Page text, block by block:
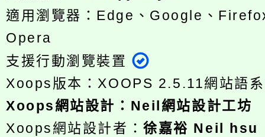
適用瀏覽器：Edge、Google、
Opera
支援行動瀏覽裝置
Xoops版本： XOOPS 2.5.11網站語
Xoops網站設計 ： Neil網站設計工坊
Xoops網站設計者：徐嘉裕 Neil hsu